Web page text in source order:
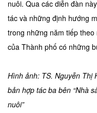
nuôi. Qua các diễn đàn
tác và những định hướng
trong những năm tiếp
của Thành phố có những
Hình ảnh: TS. Nguyễn Thị
bản hợp tác ba bên “Nhà
nuôi”